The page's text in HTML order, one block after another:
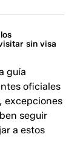
sin visa
guía
oficiales
excepciones
seguir
a estos